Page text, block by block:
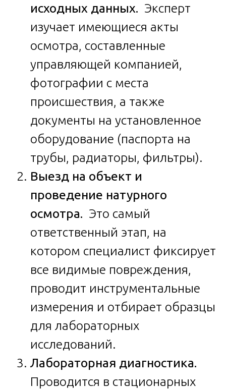
исходных данных. Эксперт
изучает имеющиеся акты
осмотра, составленные
управляющей компанией,
фотографии с места
происшествия, а также
документы на установленное
оборудование (паспорта на
трубы, радиаторы, фильтры).
Выезд на объект и
проведение натурного
осмотра. Это самый
ответственный этап, на
котором специалист фиксирует
все видимые повреждения,
проводит инструментальные
измерения и отбирает образцы
для лабораторных
исследований.
Лабораторная диагностика.
Проводится в стационарных